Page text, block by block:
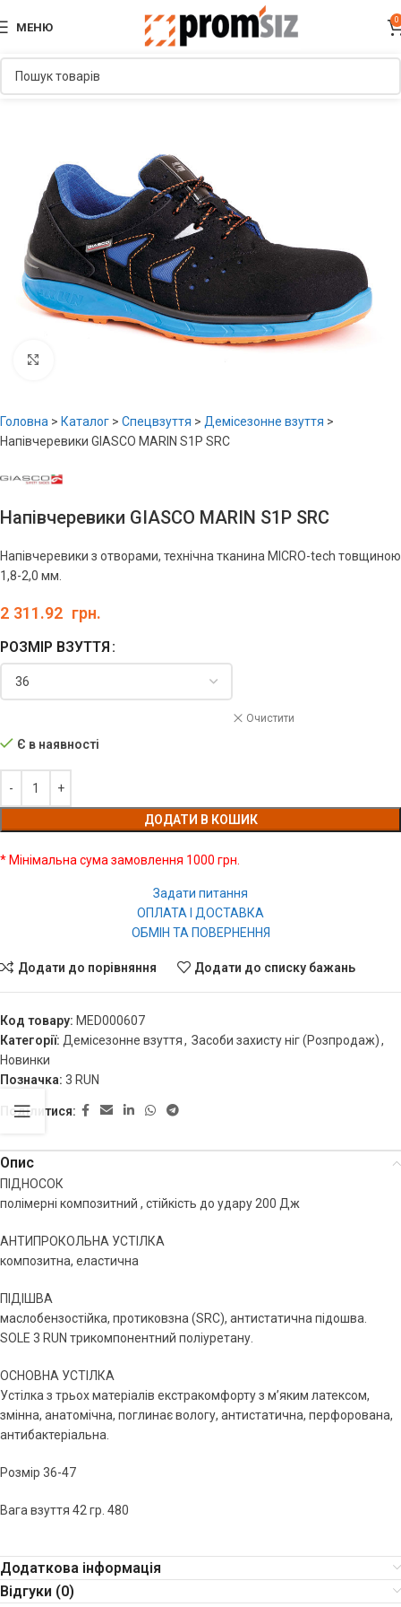
МЕНЮ
0
Головна > Каталог > Спецвзуття > Демісезонне взуття >
Напівчеревики GIASCO MARIN S1P SRC
Напівчеревики GIASCO MARIN S1P SRC
Напівчеревики з отворами, технічна тканина MICRO-tech товщиною
1,8-2,0 мм.
2 311.92 грн.
РОЗМІР ВЗУТТЯ
Очистити
Є в наявності
ДОДАТИ В КОШИК
* Мінімальна сума замовлення 1000 грн.
Задати питання
ОПЛАТА І ДОСТАВКА
ОБМІН ТА ПОВЕРНЕННЯ
Додати до порівняння Додати до списку бажань
Код товару: MED000607
Категорії: Демісезонне взуття, Засоби захисту ніг (Розпродаж),
Новинки
Позначка: 3 RUN
Поділитися:
Опис
ПІДНОСОК
полімерні композитний , стійкість до удару 200 Дж
АНТИПРОКОЛЬНА УСТІЛКА
композитна, еластична
ПІДІШВА
маслобензостійка, протиковзна (SRС), антистатична підошва.
SOLE 3 RUN трикомпонентний поліуретану.
ОСНОВНА УСТІЛКА
Устілка з трьох матеріалів екстракомфорту з м’яким латексом,
змінна, анатомічна, поглинає вологу, антистатична, перфорована,
антибактеріальна.
Розмір 36-47
Вага взуття 42 гр. 480
Додаткова інформація
Відгуки (0)